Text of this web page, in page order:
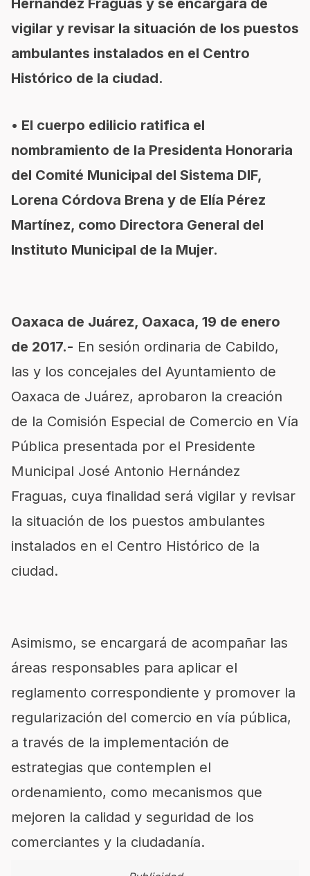
Hernández Fraguas y se encargará de
vigilar y revisar la situación de los puestos
ambulantes instalados en el Centro
Histórico de la ciudad.
• El cuerpo edilicio ratifica el
nombramiento de la Presidenta Honoraria
del Comité Municipal del Sistema DIF,
Lorena Córdova Brena y de Elía Pérez
Martínez, como Directora General del
Instituto Municipal de la Mujer.
Oaxaca de Juárez, Oaxaca, 19 de enero
de 2017.- En sesión ordinaria de Cabildo,
las y los concejales del Ayuntamiento de
Oaxaca de Juárez, aprobaron la creación
de la Comisión Especial de Comercio en Vía
Pública presentada por el Presidente
Municipal José Antonio Hernández
Fraguas, cuya finalidad será vigilar y revisar
la situación de los puestos ambulantes
instalados en el Centro Histórico de la
ciudad.
Asimismo, se encargará de acompañar las
áreas responsables para aplicar el
reglamento correspondiente y promover la
regularización del comercio en vía pública,
a través de la implementación de
estrategias que contemplen el
ordenamiento, como mecanismos que
mejoren la calidad y seguridad de los
comerciantes y la ciudadanía.